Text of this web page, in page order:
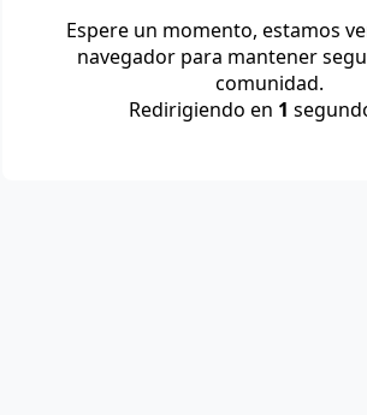
Espere un momento, estamos
navegador para mantener
comunidad.
Redirigiendo en 1